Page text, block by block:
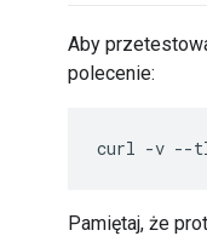
Aby
polecenie:
curl -v --
Pamiętaj, że